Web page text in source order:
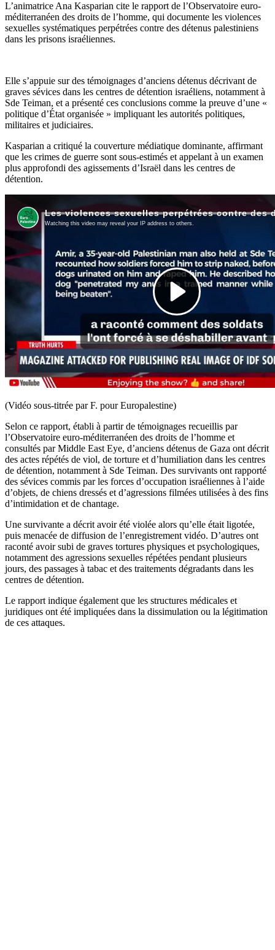
L’animatrice Ana Kasparian cite le rapport de l’Observatoire euro-
méditerranéen des droits de l’homme, qui documente les violences
sexuelles systématiques perpétrées contre des détenus palestiniens
dans les prisons israéliennes.
Elle s’appuie sur des témoignages d’anciens détenus décrivant de
graves sévices dans les centres de détention israéliens, notamment à
Sde Teiman, et a présenté ces conclusions comme la preuve d’une «
politique d’État organisée » impliquant les autorités politiques,
militaires et judiciaires.
Kasparian a critiqué la couverture médiatique dominante, affirmant
que les crimes de guerre sont sous-estimés et appelant à un examen
plus approfondi des agissements d’Israël dans les centres de
détention.
(Vidéo sous-titrée par F. pour Europalestine)
Selon ce rapport, établi à partir de témoignages recueillis par
l’Observatoire euro-méditerranéen des droits de l’homme et
consultés par Middle East Eye, d’anciens détenus de Gaza ont décrit
des actes répétés de viol, de torture et d’humiliation dans les centres
de détention, notamment à Sde Teiman. Des survivants ont rapporté
des sévices commis par les forces d’occupation israéliennes à l’aide
d’objets, de chiens dressés et d’agressions filmées utilisées à des fins
d’intimidation et de chantage.
Une survivante a décrit avoir été violée alors qu’elle était ligotée,
puis menacée de diffusion de l’enregistrement vidéo. D’autres ont
raconté avoir subi de graves tortures physiques et psychologiques,
notamment des agressions sexuelles répétées pendant plusieurs
jours, des passages à tabac et des traitements dégradants dans les
centres de détention.
Le rapport indique également que les structures médicales et
juridiques ont été impliquées dans la dissimulation ou la légitimation
de ces attaques.